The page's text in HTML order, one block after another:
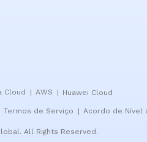
Cloud AWS Huawei Cloud
Termos de Serviço | Acordo de Nível
All Rights Reserved.